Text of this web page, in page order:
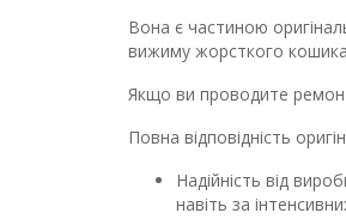
Вона є частиною
вижиму жорсткого
Якщо ви проводите
Повна відповідність
Надійність від
навіть за